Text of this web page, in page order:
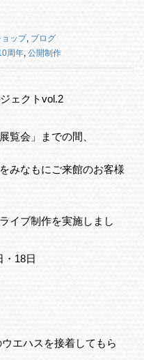
ップ, ブログ
周年, 公開制作
ェクトvol.2
覧会」までの間、
みなもにご来館のお客様
イブ制作を実施しまし
・18日
エハスを接着してもら